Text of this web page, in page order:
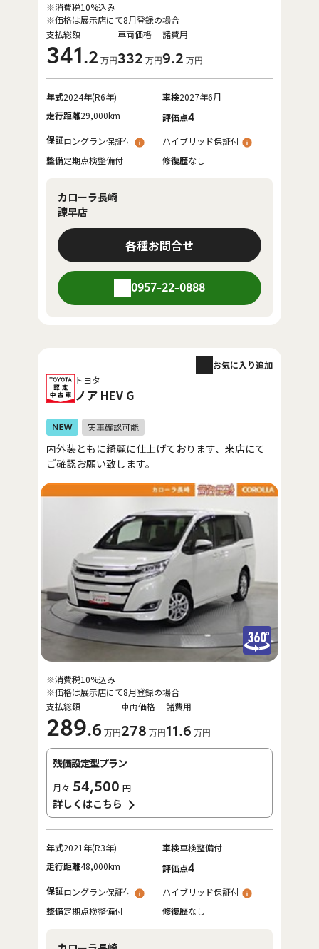
支払総額
341.2 万円
車両価格
332 万円
諸費用
9.2 万円
※消費税10%込み
※価格は展示店にて8月登録の場合
年式2024年(R6年) 車検2027年6月
走行距離29,000km 評価点4
保証ロングラン保証付
ハイブリッド保証付
整備定期点検整備付 修復歴なし
カローラ長崎
諫早店
各種お問合せ
0957-22-0888
トヨタ
ノア HEV G
お気に入り追加
内外装ともに綺麗に仕上げております、来店にて
ご確認お願い致します。
支払総額
289.6 万円
車両価格
278 万円
諸費用
11.6 万円
※消費税10%込み
※価格は展示店にて8月登録の場合
残価設定型プラン
月々 54,500 円
詳しくはこちら
年式2021年(R3年) 車検車検整備付
走行距離48,000km 評価点4
保証ロングラン保証付
ハイブリッド保証付
整備定期点検整備付 修復歴なし